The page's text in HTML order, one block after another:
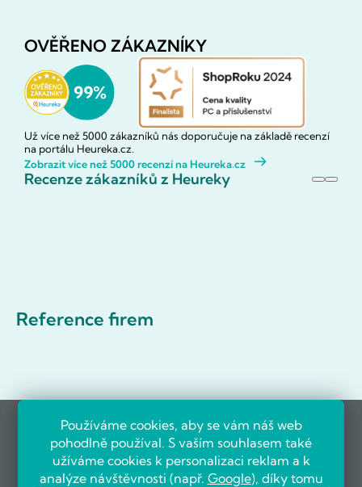
Používáme cookies, aby se vám náš web
pohodlně používal. S vaším souhlasem také
užíváme cookies k personalizaci reklam a k
analýze návštěvnosti (např. Google), díky tomu
OVĚŘENO ZÁKAZNÍKY
Už více než 5000 zákazníků nás doporučuje na základě recenzí
na portálu Heureka.cz.
Zobrazit více než 5000 recenzí na Heureka.cz
Recenze zákazníků z Heureky
Reference firem